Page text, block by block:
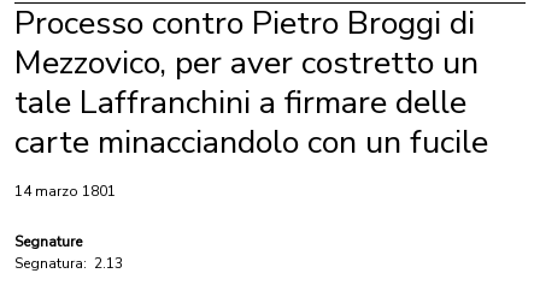
Processo contro Pietro Broggi di
Mezzovico, per aver costretto un
tale Laffranchini a firmare delle
carte minacciandolo con un fucile
14 marzo 1801
Segnature
Segnatura: 2.13